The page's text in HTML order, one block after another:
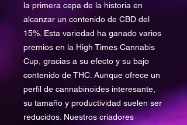
la primera cepa de la historia en
alcanzar un contenido de CBD del
15%. Esta variedad ha ganado varios
premios en la High Times Cannabis
Cup, gracias a su efecto y su bajo
contenido de THC. Aunque ofrece un
perfil de cannabinoides interesante,
su tamaño y productividad suelen ser
reducidos. Nuestros criadores